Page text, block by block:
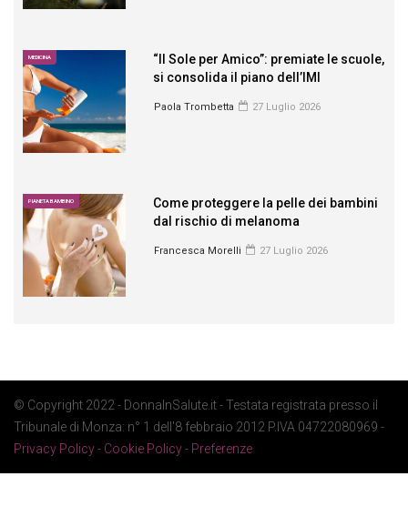
MEDICINA
“Il Sole per Amico”: premiate le scuole,
si consolida il piano dell’IMI
Paola Trombetta 27 Luglio 2026
PIANETA BAMBINO
Come proteggere la pelle dei bambini
dal rischio di melanoma
Francesca Morelli 27 Luglio 2026
© Copyright 2022 - DonnaInSalute.it - Testata registrata presso il
Tribunale di Monza: n° 1 dell'8 febbraio 2012 P.IVA 04722080969 -
Privacy Policy- Cookie Policy- Preferenze